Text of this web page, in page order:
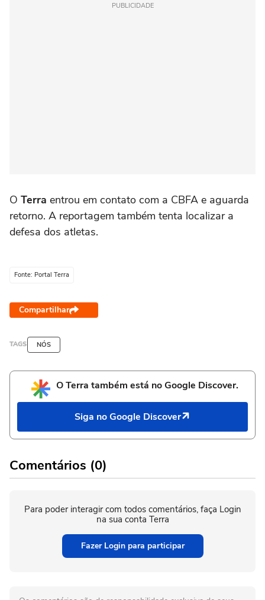
PUBLICIDADE
O Terra entrou em contato com a CBFA e aguarda
retorno. A reportagem também tenta localizar a
defesa dos atletas.
Fonte: Portal Terra
Compartilhar
TAGS NÓS
O Terra também está no Google Discover.
Siga no Google Discover
Comentários (0)
Para poder interagir com todos comentários, faça Login
na sua conta Terra
Fazer Login para participar